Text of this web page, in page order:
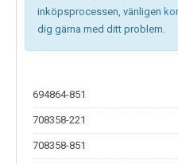
inköpsprocessen, vänligen
dig gärna med ditt problem.
694864-851
708358-221
708358-851